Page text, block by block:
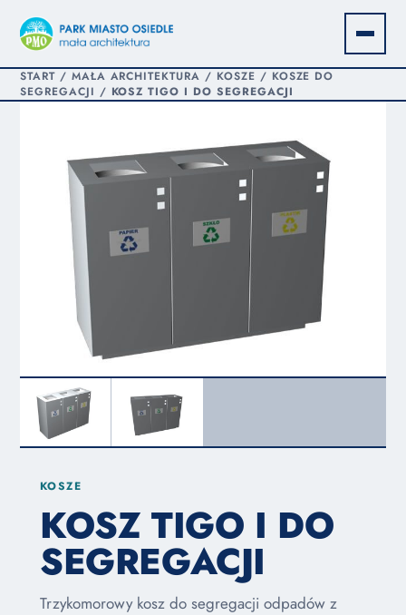
START/ MAŁA ARCHITEKTURA / KOSZE / KOSZE DO
SEGREGACJI / KOSZ TIGO I DO SEGREGACJI
KOSZE
KOSZ TIGO I DO
SEGREGACJI
Trzykomorowy kosz do segregacji odpadów z